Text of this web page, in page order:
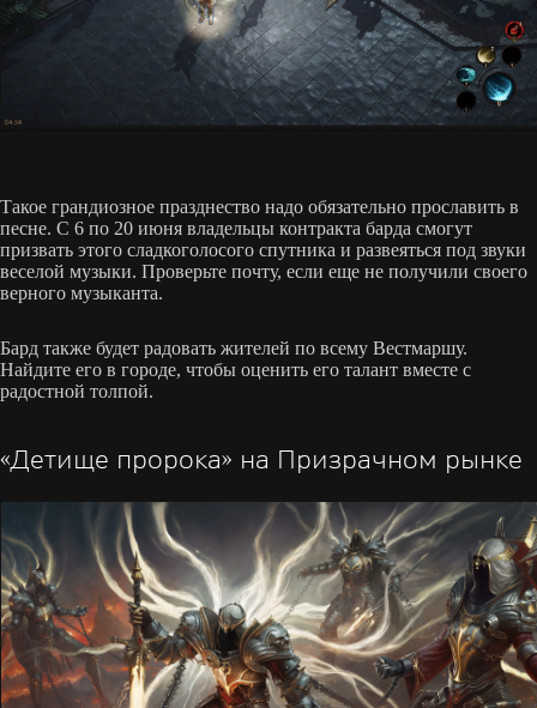
Такое грандиозное празднество надо обязательно прославить в
песне. С 6 по 20 июня владельцы контракта барда смогут
призвать этого сладкоголосого спутника и развеяться под звуки
веселой музыки. Проверьте почту, если еще не получили своего
верного музыканта.
Бард также будет радовать жителей по всему Вестмаршу.
Найдите его в городе, чтобы оценить его талант вместе с
радостной толпой.
«Детище пророка» на Призрачном рынке